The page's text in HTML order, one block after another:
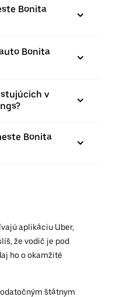
Bonita
Bonita
v
Bonita
aplikáciu Uber,
že vodič je pod
ho o okamžité
štátnym